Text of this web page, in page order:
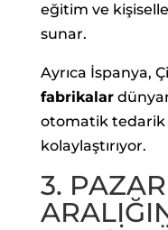
eğitim ve
sunar.
Ayrıca İspanya,
fabrikalar
otomatik tedarik
kolaylaştırıyor.
3.